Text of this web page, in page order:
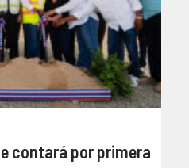
contará por primera